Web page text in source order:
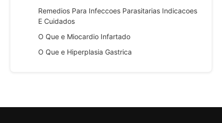
Remedios Para Infeccoes Parasitarias Indicacoes
E Cuidados
O Que e Miocardio Infartado
O Que e Hiperplasia Gastrica